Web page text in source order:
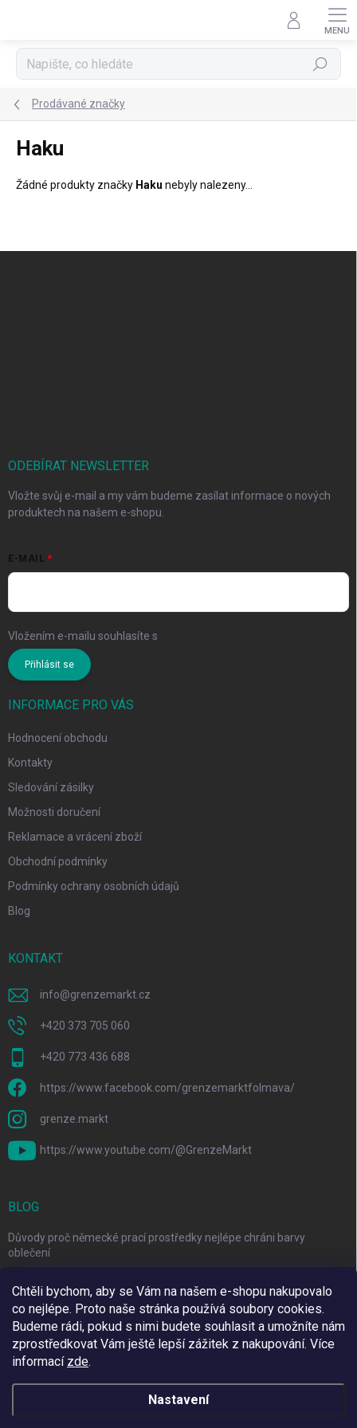
Chtěli bychom, aby se Vám na našem e-shopu nakupovalo
co nejlépe. Proto naše stránka používá soubory cookies.
Budeme rádi, pokud s nimi budete souhlasit a umožníte nám
zprostředkovat Vám ještě lepší zážitek z nakupování. Více
informací zde.
Nastavení
Hledat
Prodávané značky
Haku
Žádné produkty značky Haku nebyly nalezeny...
ODEBÍRAT NEWSLETTER
Vložte svůj e-mail a my vám budeme zasílat informace o nových
produktech na našem e-shopu.
E-MAIL
Vložením e-mailu souhlasíte s
Přihlásit se
INFORMACE PRO VÁS
Hodnocení obchodu
Kontakty
Sledování zásilky
Možnosti doručení
Reklamace a vrácení zboží
Obchodní podmínky
Podmínky ochrany osobních údajů
Blog
KONTAKT
info@grenzemarkt.cz
+420 373 705 060
+420 773 436 688
https://www.facebook.com/grenzemarktfolmava/
grenze.markt
https://www.youtube.com/@GrenzeMarkt
BLOG
Důvody proč německé prací prostředky nejlépe chráni barvy
oblečení
3 Jednoduché Kroky pro Péči o Zuby Psů a Koček Doma